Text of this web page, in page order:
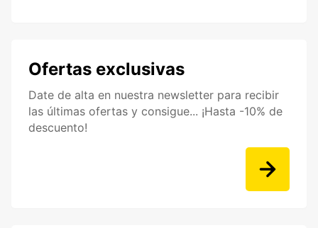
Ofertas exclusivas
Date de alta en nuestra newsletter para recibir
las últimas ofertas y consigue... ¡Hasta -10% de
descuento!